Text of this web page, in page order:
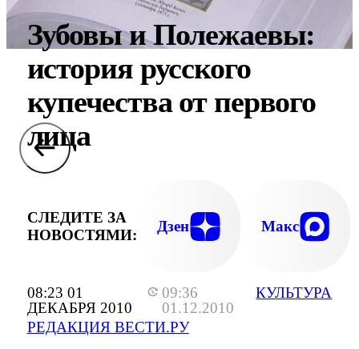
08:23 01
ДЕКАБРЯ 2010
09:36
01.12.2010
РЕДАКЦИЯ ВЕСТИ.РУ
КУЛЬТУРА
Зубовы и Полежаевы:
история русского
купечества от первого
лица
СЛЕДИТЕ ЗА
НОВОСТЯМИ:
Дзен Макс